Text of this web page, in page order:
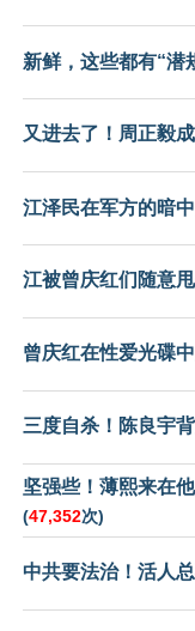
新鲜，这些都有“潜
又进去了！周正毅
江泽民在军方的暗
江被曾庆红们随意
曾庆红在性爱光碟
三度自杀！陈良宇
坚强些！薄熙来在
(47,352次)
中共要法治！活人